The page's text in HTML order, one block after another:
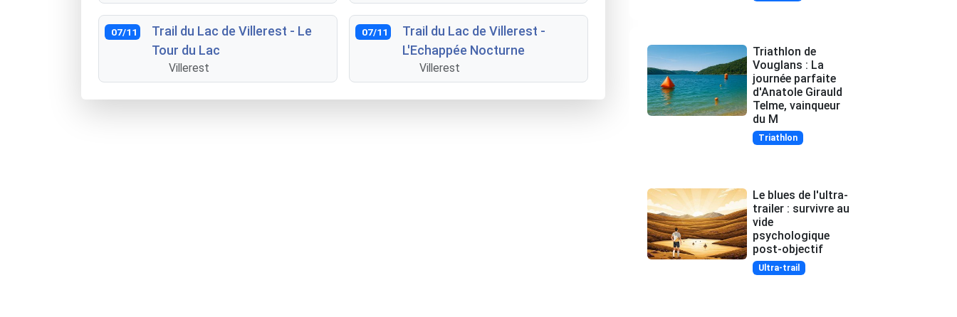
07/11
Trail du Lac de Villerest - Le
Tour du Lac
Villerest
07/11
Trail du Lac de Villerest -
L'Echappée Nocturne
Villerest
Triathlon de
Vouglans : La
journée parfaite
d'Anatole Girauld
Telme, vainqueur
du M
Triathlon
Le blues de l'ultra-
trailer : survivre au
vide
psychologique
post-objectif
Ultra-trail